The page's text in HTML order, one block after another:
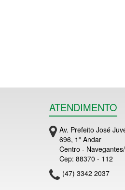
ATENDIMENTO
Av. Prefeito José
696, 1º Andar
Centro -
Cep: 88370 - 112
(47) 3342 2037